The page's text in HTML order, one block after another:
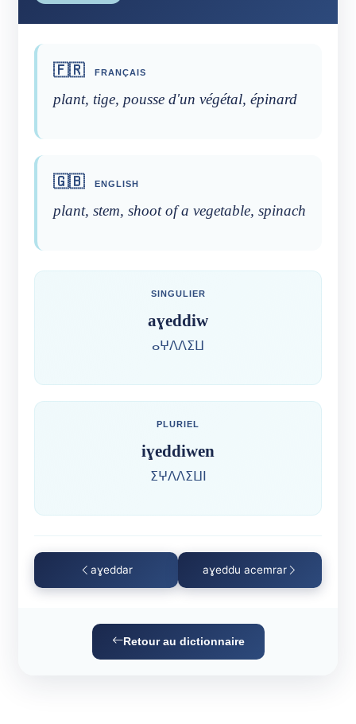
🇫🇷 FRANÇAIS
plant, tige, pousse d'un végétal, épinard
🇬🇧 ENGLISH
plant, stem, shoot of a vegetable, spinach
SINGULIER
aɣeddiw
ⴰⵖⴷⴷⵉⵡ
PLURIEL
iɣeddiwen
ⵉⵖⴷⴷⵉⵡⵏ
aɣeddar aɣeddu acemrar
Retour au dictionnaire